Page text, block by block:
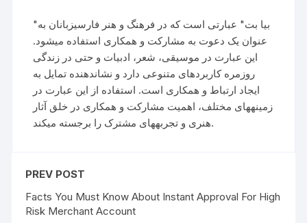
"بیا بت" عبارتی است که در فرهنگ و هنر فارسیزبانان به
عنوان یک دعوت به مشارکت و همکاری استفاده میشود.
این عبارت در موسیقی، شعر، ادبیات و حتی در زندگی
روزمره کاربردهای متنوعی دارد و نشاندهنده تمایل به
ایجاد ارتباط و همکاری است. استفاده از این عبارت در
زمینههای مختلف، اهمیت مشارکت و همکاری در خلق آثار
هنری و تجربههای مشترک را برجسته میکند.
PREV POST
Facts You Must Know About Instant Approval For High
Risk Merchant Account